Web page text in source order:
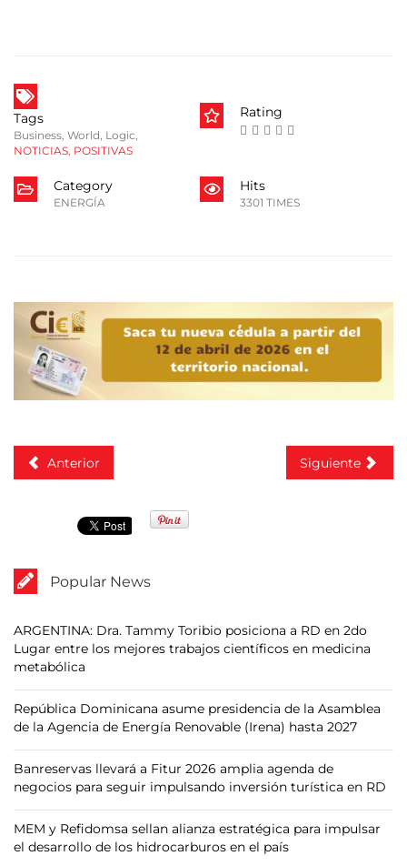
Tags
Business, World, Logic,
NOTICIAS, POSITIVAS
Rating
Category
ENERGÍA
Hits
3301 TIMES
Anterior Siguiente
Popular News
ARGENTINA: Dra. Tammy Toribio posiciona a RD en 2do
Lugar entre los mejores trabajos científicos en medicina
metabólica
República Dominicana asume presidencia de la Asamblea
de la Agencia de Energía Renovable (Irena) hasta 2027
Banreservas llevará a Fitur 2026 amplia agenda de
negocios para seguir impulsando inversión turística en RD
MEM y Refidomsa sellan alianza estratégica para impulsar
el desarrollo de los hidrocarburos en el país